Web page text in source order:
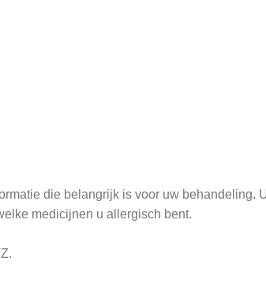
die belangrijk is voor uw behandeling.
medicijnen u allergisch bent.